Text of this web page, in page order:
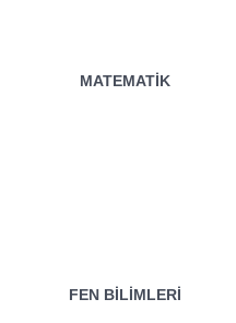
MATEMATIK
FEN BILIMLERI